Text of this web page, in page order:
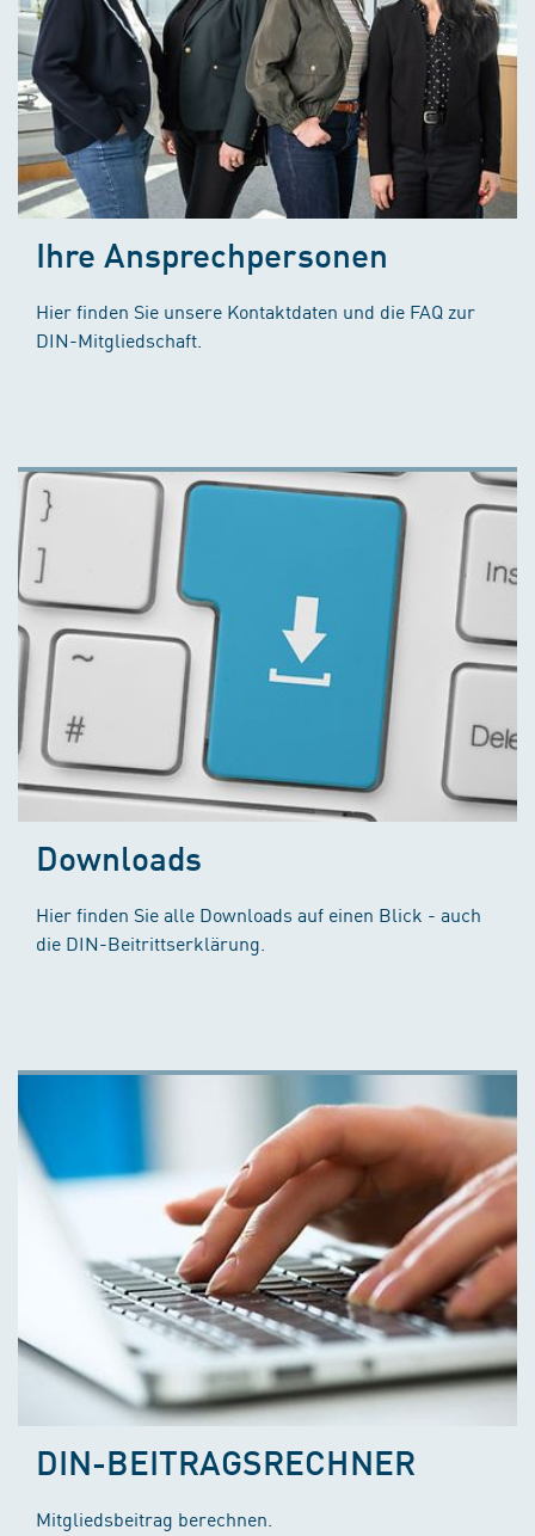
Ihre Ansprechpersonen
Hier finden Sie unsere Kontaktdaten und die FAQ zur
DIN-Mitgliedschaft.
Downloads
Hier finden Sie alle Downloads auf einen Blick - auch
die DIN-Beitrittserklärung.
DIN-BEITRAGSRECHNER
Mitgliedsbeitrag berechnen.